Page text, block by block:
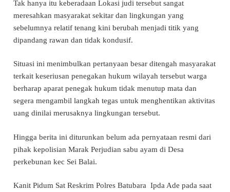
Tak hanya itu keberadaan Lokasi judi tersebut sangat
meresahkan masyarakat sekitar dan lingkungan yang
sebelumnya relatif tenang kini berubah menjadi titik yang
dipandang rawan dan tidak kondusif.
Situasi ini menimbulkan pertanyaan besar ditengah masyarakat
terkait keseriusan penegakan hukum wilayah tersebut warga
berharap aparat penegak hukum tidak menutup mata dan
segera mengambil langkah tegas untuk menghentikan aktivitas
uang dinilai merusaknya lingkungan tersebut.
Hingga berita ini diturunkan belum ada pernyataan resmi dari
pihak kepolisian Marak Perjudian sabu ayam di Desa
perkebunan kec Sei Balai.
Kanit Pidum Sat Reskrim Polres Batubara Ipda Ade pada saat